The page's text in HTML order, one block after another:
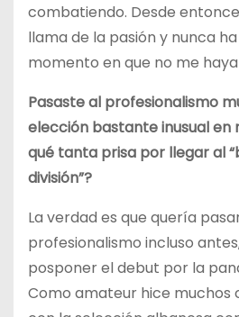
combatiendo. Desde
llama de la pasión y nunca
momento en que no me
Pasaste al profesionalismo
elección bastante inusual en
qué tanta prisa por llegar al
división”?
La verdad es que quería
profesionalismo incluso
posponer el debut por la
Como amateur hice muchos